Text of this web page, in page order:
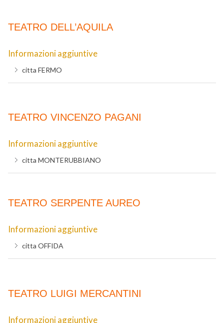
TEATRO DELL’AQUILA
Informazioni aggiuntive
citta FERMO
TEATRO VINCENZO PAGANI
Informazioni aggiuntive
citta MONTERUBBIANO
TEATRO SERPENTE AUREO
Informazioni aggiuntive
citta OFFIDA
TEATRO LUIGI MERCANTINI
Informazioni aggiuntive